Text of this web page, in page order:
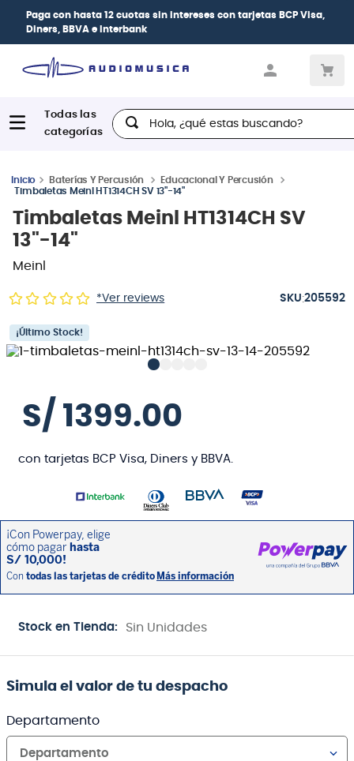
Paga con hasta 12 cuotas sin intereses con tarjetas BCP Visa,
Diners, BBVA e Interbank
Hola, ¿qué estas buscando?
Baterías Y Percusión
Educacional Y Percusión
Timbaletas Meinl HT1314CH SV 13"-14"
Timbaletas Meinl HT1314CH SV
13"-14"
Meinl
*Ver reviews :205592
¡Último Stock!
S/ 1399.00
con tarjetas BCP Visa, Diners y BBVA.
Stock en Tienda: Sin Unidades
Simula el valor de tu despacho
Departamento
Departamento